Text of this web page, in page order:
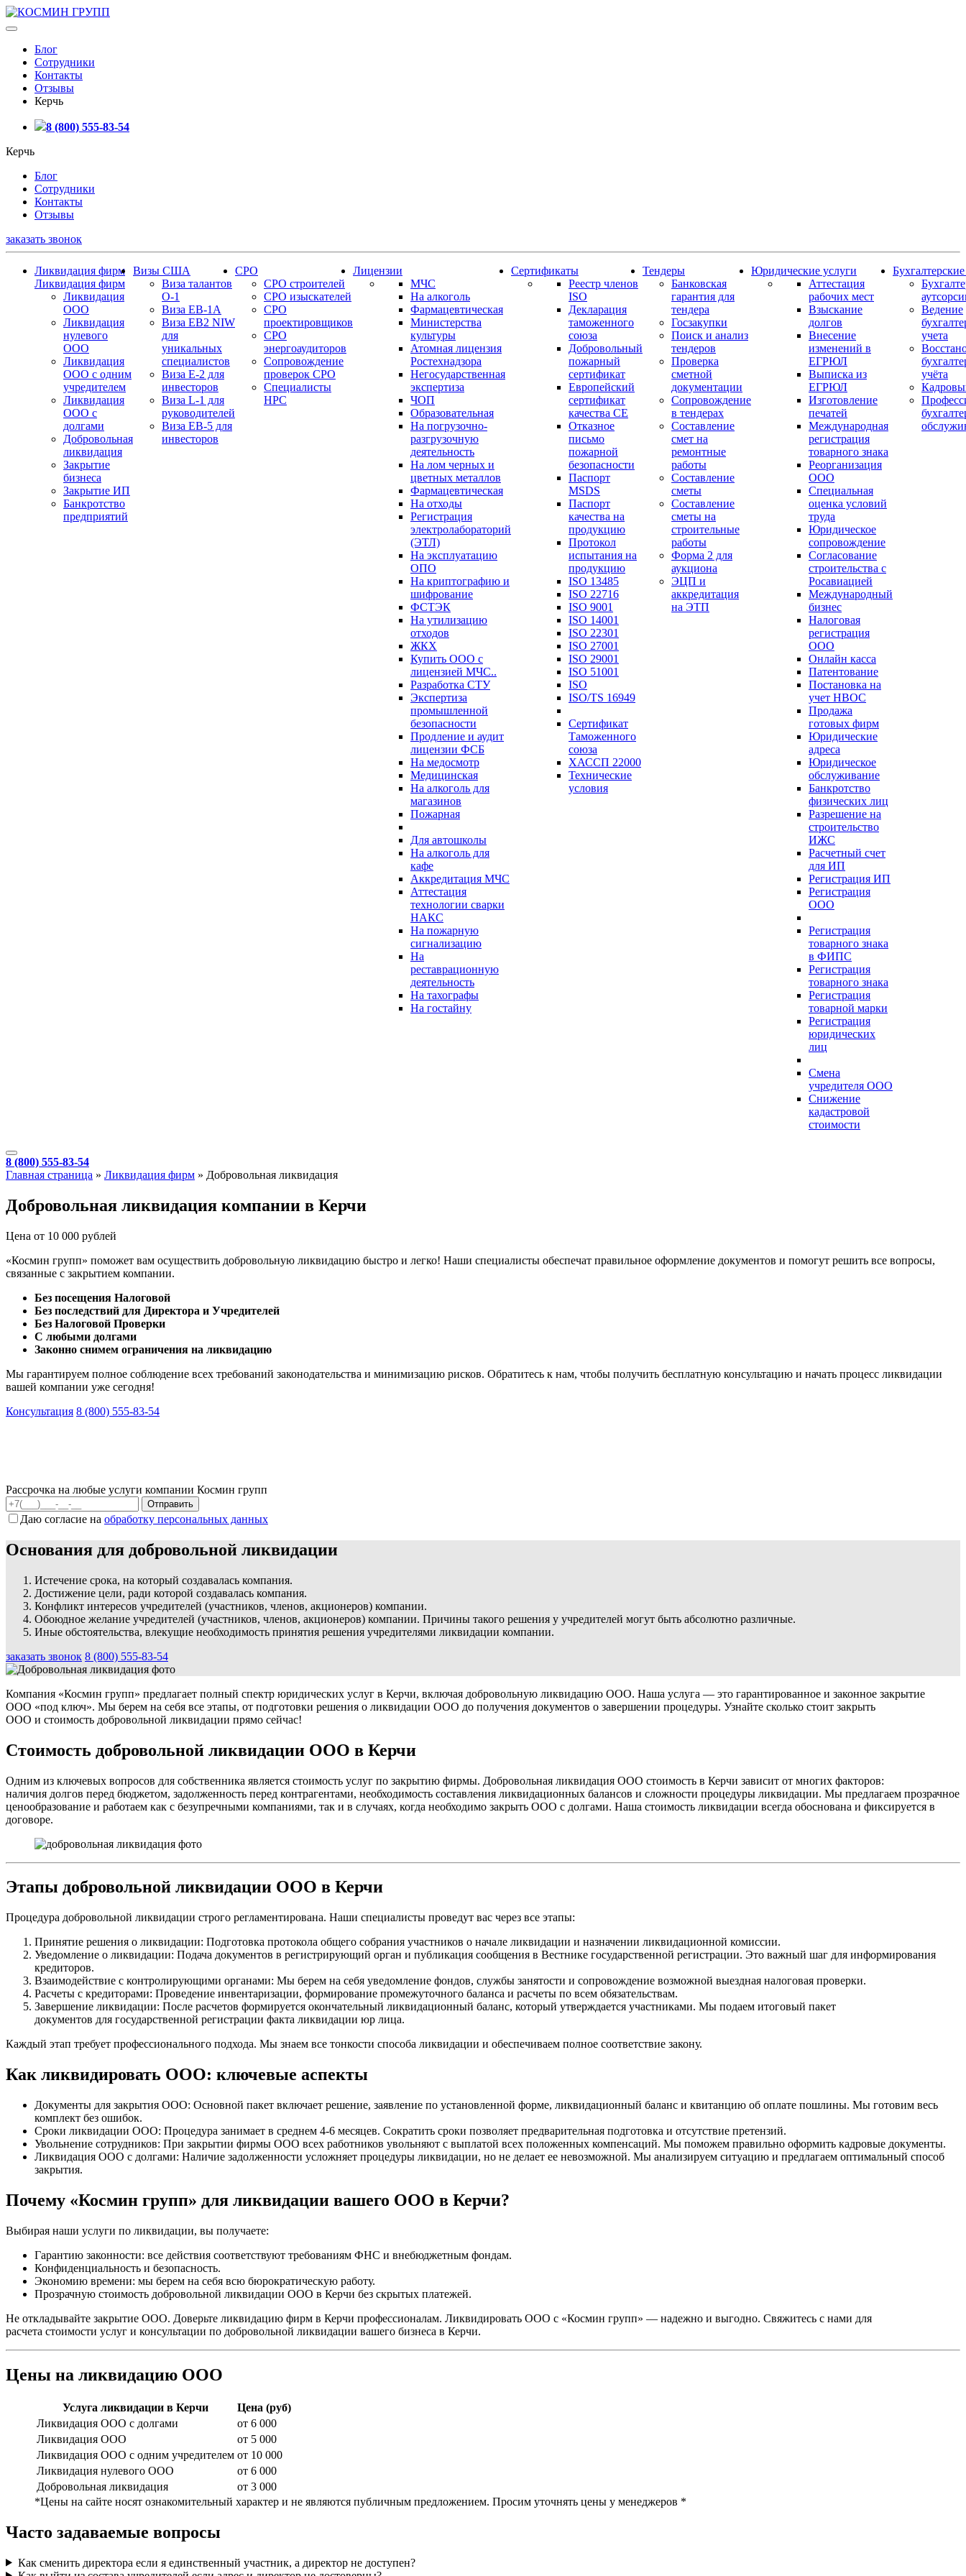
Блог
Сотрудники
Контакты
Отзывы
Керчь
8 (800) 555-83-54
Керчь
Блог
Сотрудники
Контакты
Отзывы
заказать звонок
Ликвидация фирм
Ликвидация фирм
Ликвидация
ООО
Ликвидация
нулевого
ООО
Ликвидация
ООО с одним
учредителем
Ликвидация
ООО с
долгами
Добровольная
ликвидация
Закрытие
бизнеса
Закрытие ИП
Банкротство
предприятий
Визы США
Виза талантов
О-1
Виза EB-1A
Виза EB2 NIW
для
уникальных
специалистов
Виза E-2 для
инвесторов
Виза L-1 для
руководителей
Виза EB-5 для
инвесторов
СРО
СРО строителей
СРО изыскателей
СРО
проектировщиков
СРО
энергоаудиторов
Сопровождение
проверок СРО
Специалисты
НРС
Лицензии
МЧС
На алкоголь
Фармацевтическая
Министерства
культуры
Атомная лицензия
Ростехнадзора
Негосударственная
экспертиза
ЧОП
Образовательная
На погрузочно-
разгрузочную
деятельность
На лом черных и
цветных металлов
Фармацевтическая
На отходы
Регистрация
электролабораторий
(ЭТЛ)
На эксплуатацию
ОПО
На криптографию и
шифрование
ФСТЭК
На утилизацию
отходов
ЖКХ
Купить ООО с
лицензией МЧС..
Разработка СТУ
Экспертиза
промышленной
безопасности
Продление и аудит
лицензии ФСБ
На медосмотр
Медицинская
На алкоголь для
магазинов
Пожарная
Для автошколы
На алкоголь для
кафе
Аккредитация МЧС
Аттестация
технологии сварки
НАКС
На пожарную
сигнализацию
На
реставрационную
деятельность
На тахографы
На гостайну
Сертификаты
Реестр членов
ISO
Декларация
таможенного
союза
Добровольный
пожарный
сертификат
Европейский
сертификат
качества СЕ
Отказное
письмо
пожарной
безопасности
Паспорт
МSDS
Паспорт
качества на
продукцию
Протокол
испытания на
продукцию
ISO 13485
ISO 22716
ISO 9001
ISO 14001
ISO 22301
ISO 27001
ISO 29001
ISO 51001
ISO
ISO/TS 16949
Сертификат
Таможенного
союза
ХАССП 22000
Технические
условия
Тендеры
Банковская
гарантия для
тендера
Госзакупки
Поиск и анализ
тендеров
Проверка
сметной
документации
Сопровождение
в тендерах
Составление
смет на
ремонтные
работы
Составление
сметы
Составление
сметы на
строительные
работы
Форма 2 для
аукциона
ЭЦП и
аккредитация
на ЭТП
Юридические услуги
Аттестация
рабочих мест
Взыскание
долгов
Внесение
изменений в
ЕГРЮЛ
Выписка из
ЕГРЮЛ
Изготовление
печатей
Международная
регистрация
товарного знака
Реорганизация
ООО
Специальная
оценка условий
труда
Юридическое
сопровождение
Согласование
строительства с
Росавиацией
Международный
бизнес
Налоговая
регистрация
ООО
Онлайн касса
Патентование
Постановка на
учет НВОС
Продажа
готовых фирм
Юридические
адреса
Юридическое
обслуживание
Банкротство
физических лиц
Разрешение на
строительство
ИЖС
Расчетный счет
для ИП
Регистрация ИП
Регистрация
ООО
Регистрация
товарного знака
в ФИПС
Регистрация
товарного знака
Регистрация
товарной марки
Регистрация
юридических
лиц
Смена
учредителя ООО
Снижение
кадастровой
стоимости
Ведение
учета
учёта
8 (800) 555-83-54
Главная страница » Ликвидация фирм » Добровольная ликвидация
Добровольная ликвидация компании в Керчи
Цена от 10 000 рублей
«Космин групп» поможет вам осуществить добровольную ликвидацию быстро и легко! Наши специалисты обеспечат правильное оформление документов и помогут решить все вопросы,
связанные с закрытием компании.
Без посещения Налоговой
Без последствий для Директора и Учредителей
Без Налоговой Проверки
С любыми долгами
Законно снимем ограничения на ликвидацию
Мы гарантируем полное соблюдение всех требований законодательства и минимизацию рисков. Обратитесь к нам, чтобы получить бесплатную консультацию и начать процесс ликвидации
вашей компании уже сегодня!
Консультация 8 (800) 555-83-54
Рассрочка на любые услуги компании Космин групп
Даю согласие на обработку персональных данных
Основания для добровольной ликвидации
Истечение срока, на который создавалась компания.
Достижение цели, ради которой создавалась компания.
Конфликт интересов учредителей (участников, членов, акционеров) компании.
Обоюдное желание учредителей (участников, членов, акционеров) компании. Причины такого решения у учредителей могут быть абсолютно различные.
Иные обстоятельства, влекущие необходимость принятия решения учредителями ликвидации компании.
заказать звонок 8 (800) 555-83-54
Компания «Космин групп» предлагает полный спектр юридических услуг в Керчи, включая добровольную ликвидацию ООО. Наша услуга — это гарантированное и законное закрытие
ООО «под ключ». Мы берем на себя все этапы, от подготовки решения о ликвидации ООО до получения документов о завершении процедуры. Узнайте сколько стоит закрыть
ООО и стоимость добровольной ликвидации прямо сейчас!
Стоимость добровольной ликвидации ООО в Керчи
Одним из ключевых вопросов для собственника является стоимость услуг по закрытию фирмы. Добровольная ликвидация ООО стоимость в Керчи зависит от многих факторов:
наличия долгов перед бюджетом, задолженность перед контрагентами, необходимость составления ликвидационных балансов и сложности процедуры ликвидации. Мы предлагаем прозрачное
ценообразование и работаем как с безупречными компаниями, так и в случаях, когда необходимо закрыть ООО с долгами. Наша стоимость ликвидации всегда обоснована и фиксируется в
договоре.
Этапы добровольной ликвидации ООО в Керчи
Процедура добровольной ликвидации строго регламентирована. Наши специалисты проведут вас через все этапы:
Принятие решения о ликвидации: Подготовка протокола общего собрания участников о начале ликвидации и назначении ликвидационной комиссии.
Уведомление о ликвидации: Подача документов в регистрирующий орган и публикация сообщения в Вестнике государственной регистрации. Это важный шаг для информирования
кредиторов.
Взаимодействие с контролирующими органами: Мы берем на себя уведомление фондов, службы занятости и сопровождение возможной выездная налоговая проверки.
Расчеты с кредиторами: Проведение инвентаризации, формирование промежуточного баланса и расчеты по всем обязательствам.
Завершение ликвидации: После расчетов формируется окончательный ликвидационный баланс, который утверждается участниками. Мы подаем итоговый пакет
документов для государственной регистрации факта ликвидации юр лица.
Каждый этап требует профессионального подхода. Мы знаем все тонкости способа ликвидации и обеспечиваем полное соответствие закону.
Как ликвидировать ООО: ключевые аспекты
Документы для закрытия ООО: Основной пакет включает решение, заявление по установленной форме, ликвидационный баланс и квитанцию об оплате пошлины. Мы готовим весь
комплект без ошибок.
Сроки ликвидации ООО: Процедура занимает в среднем 4-6 месяцев. Сократить сроки позволяет предварительная подготовка и отсутствие претензий.
Увольнение сотрудников: При закрытии фирмы ООО всех работников увольняют с выплатой всех положенных компенсаций. Мы поможем правильно оформить кадровые документы.
Ликвидация ООО с долгами: Наличие задолженности усложняет процедуры ликвидации, но не делает ее невозможной. Мы анализируем ситуацию и предлагаем оптимальный способ
закрытия.
Почему «Космин групп» для ликвидации вашего ООО в Керчи?
Выбирая наши услуги по ликвидации, вы получаете:
Гарантию законности: все действия соответствуют требованиям ФНС и внебюджетным фондам.
Конфиденциальность и безопасность.
Экономию времени: мы берем на себя всю бюрократическую работу.
Прозрачную стоимость добровольной ликвидации ООО в Керчи без скрытых платежей.
Не откладывайте закрытие ООО. Доверьте ликвидацию фирм в Керчи профессионалам. Ликвидировать ООО с «Космин групп» — надежно и выгодно. Свяжитесь с нами для
расчета стоимости услуг и консультации по добровольной ликвидации вашего бизнеса в Керчи.
Цены на ликвидацию ООО
Услуга ликвидации в Керчи
Цена (руб)
Ликвидация ООО с долгами
от 6 000
Ликвидация ООО
от 5 000
Ликвидация ООО с одним учредителем от 10 000
Ликвидация нулевого ООО
от 6 000
Добровольная ликвидация
от 3 000
*Цены на сайте носят ознакомительный характер и не являются публичным предложением. Просим уточнять цены у менеджеров *
Часто задаваемые вопросы
Как сменить директора если я единственный участник, а директор не доступен?